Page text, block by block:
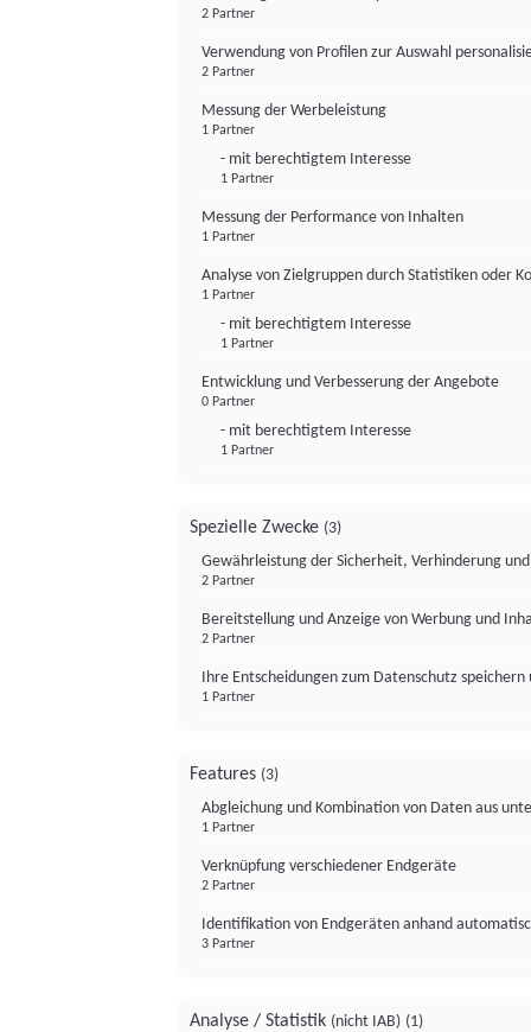
2 Partner
Verwendung von Profilen zur Auswahl
2 Partner
Messung der Werbeleistung
1 Partner
- mit berechtigtem Interesse
1 Partner
Messung der Performance von Inhalten
1 Partner
Analyse von Zielgruppen durch Statistiken oder
1 Partner
- mit berechtigtem Interesse
1 Partner
Entwicklung und Verbesserung der Angebote
0 Partner
- mit berechtigtem Interesse
1 Partner
Spezielle Zwecke (3)
Gewährleistung der Sicherheit, Verhinderung
2 Partner
Bereitstellung und Anzeige von Werbung und
2 Partner
Ihre Entscheidungen zum Datenschutz
1 Partner
Features (3)
Abgleichung und Kombination von Daten aus
1 Partner
Verknüpfung verschiedener Endgeräte
2 Partner
Identifikation von Endgeräten anhand
3 Partner
Analyse / Statistik (nicht IAB) (1)